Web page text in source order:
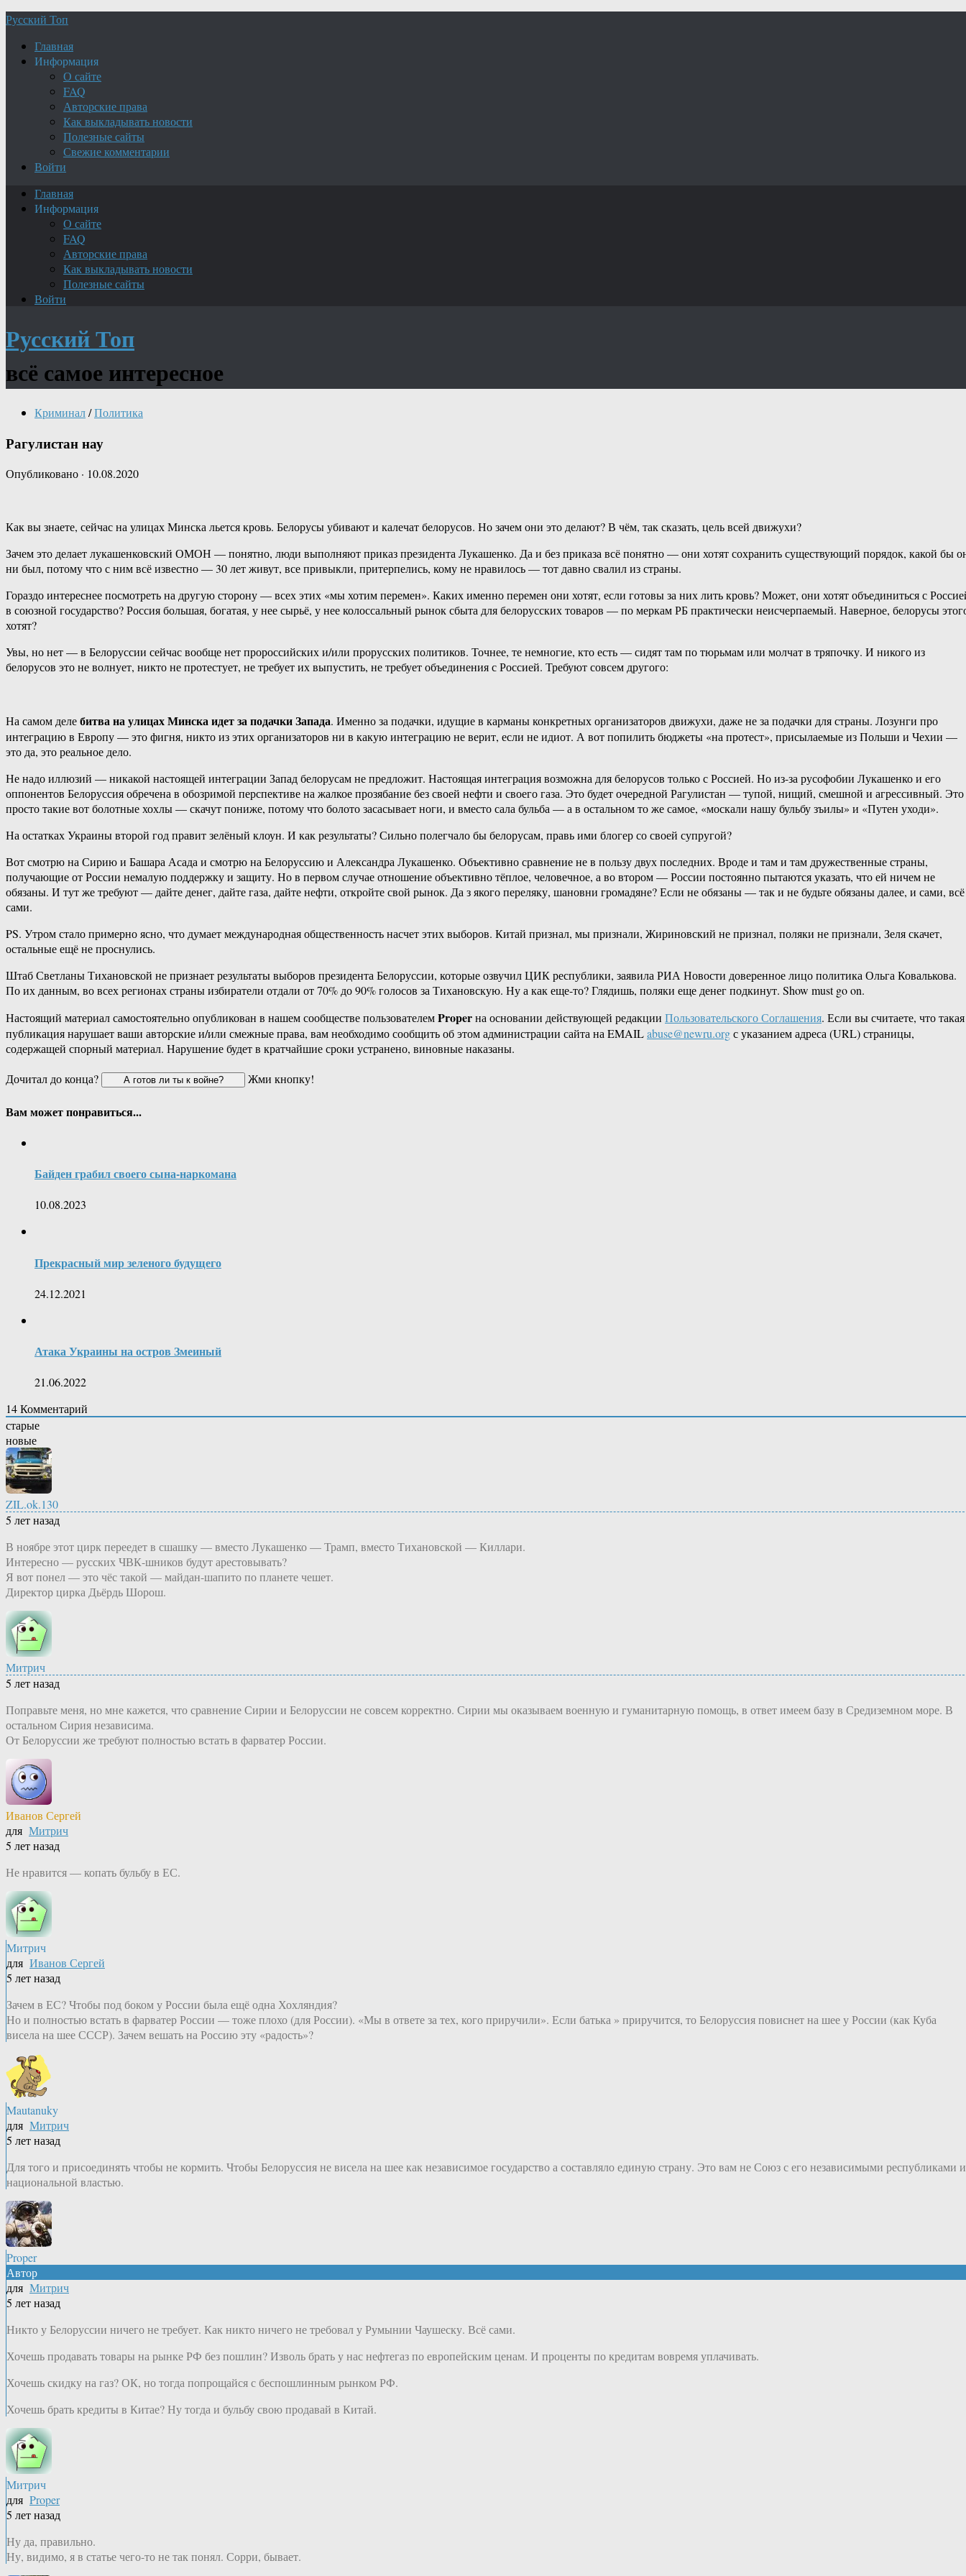
Русский Топ
Главная
Информация
О сайте
FAQ
Авторские права
Как выкладывать новости
Полезные сайты
Свежие комментарии
Войти
Главная
Информация
О сайте
FAQ
Авторские права
Как выкладывать новости
Полезные сайты
Войти
Русский Топ
всё самое интересное
Криминал/Политика
Рагулистан нау
Опубликовано · 10.08.2020
Как вы знаете, сейчас на улицах Минска льется кровь. Белорусы убивают и калечат белорусов. Но зачем они это делают? В чём, так сказать, цель всей движухи?
Зачем это делает лукашенковский ОМОН — понятно, люди выполняют приказ президента Лукашенко. Да и без приказа всё понятно — они хотят сохранить существующий порядок, какой бы
ни был, потому что с ним всё известно — 30 лет живут, все привыкли, притерпелись, кому не нравилось — тот давно свалил из страны.
Гораздо интереснее посмотреть на другую сторону — всех этих «мы хотим перемен». Каких именно перемен они хотят, если готовы за них лить кровь? Может, они хотят объединиться с
в союзной государство? Россия большая, богатая, у нее сырьё, у нее колоссальный рынок сбыта для белорусских товаров — по меркам РБ практически неисчерпаемый. Наверное, белорусы
хотят?
Увы, но нет — в Белоруссии сейчас вообще нет пророссийских и/или прорусских политиков. Точнее, те немногие, кто есть — сидят там по тюрьмам или молчат в тряпочку. И никого из
белорусов это не волнует, никто не протестует, не требует их выпустить, не требует объединения с Россией. Требуют совсем другого:
На самом делебитва на улицах Минска идет за подачки Запада. Именно за подачки, идущие в карманы конкретных организаторов движухи, даже не за подачки для страны. Лозунги про
интеграцию в Европу — это фигня, никто из этих организаторов ни в какую интеграцию не верит, если не идиот. А вот попилить бюджеты «на протест», присылаемые из Польши и Чехии —
это да, это реальное дело.
Не надо иллюзий — никакой настоящей интеграции Запад белорусам не предложит. Настоящая интеграция возможна для белорусов только с Россией. Но из-за русофобии Лукашенко и его
оппонентов Белоруссия обречена в обозримой перспективе на жалкое прозябание без своей нефти и своего газа. Это будет очередной Рагулистан — тупой, нищий, смешной и агрессивный. Это
просто такие вот болотные хохлы — скачут пониже, потому что болото засасывает ноги, и вместо сала бульба — а в остальном то же самое, «москали нашу бульбу зъилы» и «Путен уходи».
На остатках Украины второй год правит зелёный клоун. И как результаты? Сильно полегчало бы белорусам, правь ими блогер со своей супругой?
Вот смотрю на Сирию и Башара Асада и смотрю на Белоруссию и Александра Лукашенко. Объективно сравнение не в пользу двух последних. Вроде и там и там дружественные страны,
получающие от России немалую поддержку и защиту. Но в первом случае отношение объективно тёплое, человечное, а во втором — России постоянно пытаются указать, что ей ничем не
обязаны. И тут же требуют — дайте денег, дайте газа, дайте нефти, откройте свой рынок. Да з якого переляку, шановни громадяне? Если не обязаны — так и не будьте обязаны далее, и сами, всё
сами.
PS. Утром стало примерно ясно, что думает международная общественность насчет этих выборов. Китай признал, мы признали, Жириновский не признал, поляки не признали, Зеля скачет,
остальные ещё не проснулись.
Штаб Светланы Тихановской не признает результаты выборов президента Белоруссии, которые озвучил ЦИК республики, заявила РИА Новости доверенное лицо политика Ольга Ковалькова.
По их данным, во всех регионах страны избиратели отдали от 70% до 90% голосов за Тихановскую. Ну а как еще-то? Глядишь, поляки еще денег подкинут. Show must go on.
Настоящий материал самостоятельно опубликован в нашем сообществе пользователемProperна основании действующей редакции Пользовательского Соглашения. Если вы считаете, что такая
публикация нарушает ваши авторские и/или смежные права, вам необходимо сообщить об этом администрации сайта на EMAILabuse@newru.orgс указанием адреса (URL) страницы,
содержащей спорный материал. Нарушение будет в кратчайшие сроки устранено, виновные наказаны.
Дочитал до конца?
Жми кнопку!
Вам может понравиться...
Байден грабил своего сына-наркомана
10.08.2023
Прекрасный мир зеленого будущего
24.12.2021
Атака Украины на остров Змеиный
21.06.2022
14Комментарий
старые
новые
ZIL.ok.130
5 лет назад
В ноябре этот цирк переедет в сшашку — вместо Лукашенко — Трамп, вместо Тихановской — Киллари.
Интересно — русских ЧВК-шников будут арестовывать?
Я вот понел — это чёс такой — майдан-шапито по планете чешет.
Директор цирка Дьёрдь Шорош.
Митрич
5 лет назад
Поправьте меня, но мне кажется, что сравнение Сирии и Белоруссии не совсем корректно. Сирии мы оказываем военную и гуманитарную помощь, в ответ имеем базу в Средиземном море. В
остальном Сирия независима.
От Белоруссии же требуют полностью встать в фарватер России.
Иванов Сергей
для Митрич
5 лет назад
Не нравится — копать бульбу в ЕС.
Митрич
для Иванов Сергей
5 лет назад
Зачем в ЕС? Чтобы под боком у России была ещё одна Хохляндия?
Но и полностью встать в фарватер России — тоже плохо (для России). «Мы в ответе за тех, кого приручили». Если батька » приручится, то Белоруссия повиснет на шее у России (как Куба
висела на шее СССР). Зачем вешать на Россию эту «радость»?
Mautanuky
для Митрич
5 лет назад
Для того и присоединять чтобы не кормить. Чтобы Белоруссия не висела на шее как независимое государство а составляло единую страну. Это вам не Союз с его независимыми республиками и
национальной властью.
Proper
Автор
для Митрич
5 лет назад
Никто у Белоруссии ничего не требует. Как никто ничего не требовал у Румынии Чаушеску. Всё сами.
Хочешь продавать товары на рынке РФ без пошлин? Изволь брать у нас нефтегаз по европейским ценам. И проценты по кредитам вовремя уплачивать.
Хочешь скидку на газ? ОК, но тогда попрощайся с беспошлинным рынком РФ.
Хочешь брать кредиты в Китае? Ну тогда и бульбу свою продавай в Китай.
Митрич
для Proper
5 лет назад
Ну да, правильно.
Ну, видимо, я в статье чего-то не так понял. Сорри, бывает.